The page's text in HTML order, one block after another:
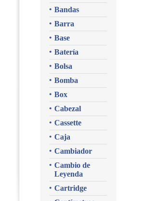
Bandas
Barra
Base
Batería
Bolsa
Bomba
Box
Cabezal
Cassette
Caja
Cambiador
Cambio de
Leyenda
Cartridge